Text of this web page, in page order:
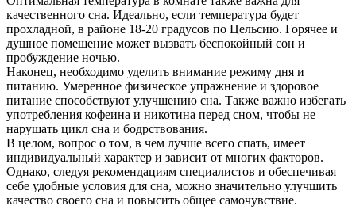
качественного сна. Идеально, если температура будет
прохладной, в районе 18-20 градусов по Цельсию. Горячее и
душное помещение может вызвать беспокойный сон и
пробуждение ночью.
Наконец, необходимо уделить внимание режиму дня и
питанию. Умеренное физическое упражнение и здоровое
питание способствуют улучшению сна. Также важно избегать
употребления кофеина и никотина перед сном, чтобы не
нарушать цикл сна и бодрствования.
В целом, вопрос о том, в чем лучше всего спать, имеет
индивидуальный характер и зависит от многих факторов.
Однако, следуя рекомендациям специалистов и обеспечивая
себе удобные условия для сна, можно значительно улучшить
качество своего сна и повысить общее самочувствие.